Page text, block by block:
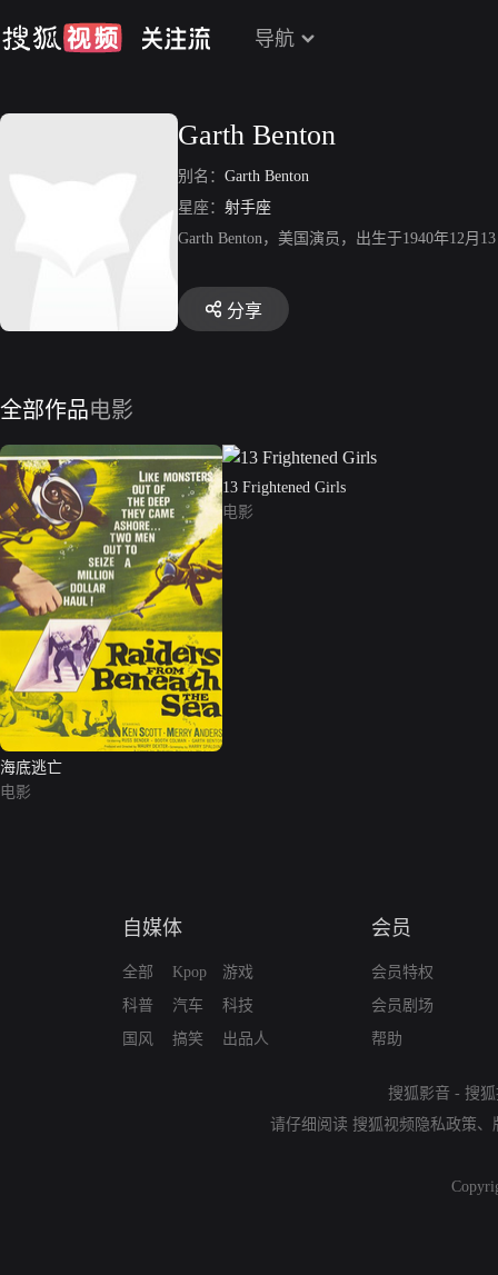
导航
Garth Benton
别名： Garth Benton
星座： 射手座
Garth Benton，美国演员，出生于1940年12月
分享
全部作品电影
海底逃亡
电影
13 Frightened Girls
电影
自媒体
全部
科普
国风
Kpop
汽车
搞笑
游戏
科技
出品人
会员
会员特权
会员剧场
帮助
搜狐影音 - 搜
请仔细阅读 搜狐视频隐私政策、